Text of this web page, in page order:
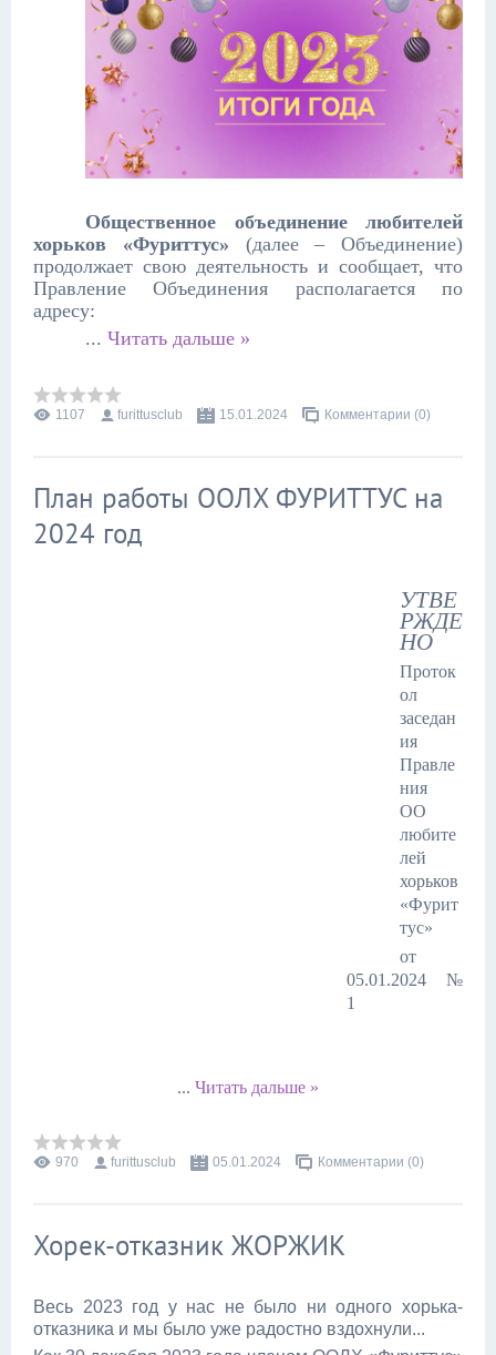
Общественное объединение любителей
хорьков «Фуриттус» (далее – Объединение)
продолжает свою деятельность и сообщает, что
Правление Объединения располагается по
адресу:
...Читать дальше »
1107 furittusclub 15.01.2024 Комментарии (0)
План работы ООЛХ ФУРИТТУС на
2024 год
УТВЕ
РЖДЕ
НО
Проток
ол
заседан
ия
Правле
ния
ОО
любите
лей
хорьков
«Фурит
тус»
от
05.01.2024 №
1
... Читать дальше »
970 furittusclub 05.01.2024 Комментарии (0)
Хорек-отказник ЖОРЖИК
Весь 2023 год у нас не было ни одного хорька-
отказника и мы было уже радостно вздохнули...